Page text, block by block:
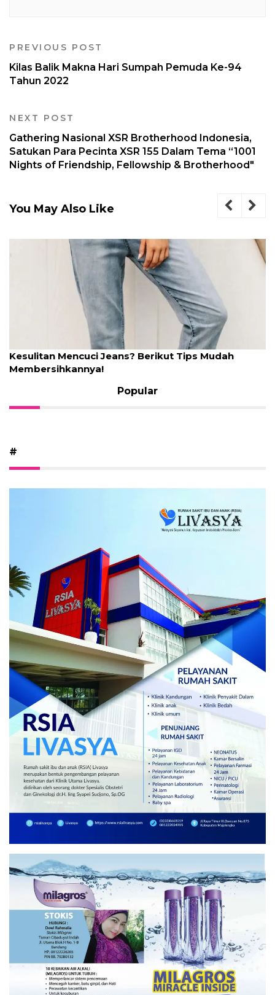
PREVIOUS POST
Kilas Balik Makna Hari Sumpah Pemuda Ke-94
Tahun 2022
NEXT POST
Gathering Nasional XSR Brotherhood Indonesia,
Satukan Para Pecinta XSR 155 Dalam Tema “1001
Nights of Friendship, Fellowship & Brotherhood"
You May Also Like
Kesulitan Mencuci Jeans? Berikut Tips Mudah
Membersihkannya!
Popular
#